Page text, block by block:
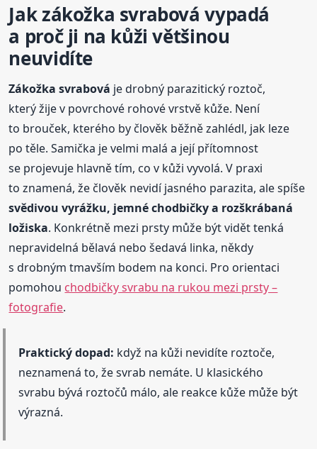
Jak zákožka svrabová vypadá
a proč ji na kůži většinou
neuvidíte
Zákožka svrabová je drobný parazitický roztoč,
který žije v povrchové rohové vrstvě kůže. Není
to brouček, kterého by člověk běžně zahlédl, jak leze
po těle. Samička je velmi malá a její přítomnost
se projevuje hlavně tím, co v kůži vyvolá. V praxi
to znamená, že člověk nevidí jasného parazita, ale spíše
svědivou vyrážku, jemné chodbičky a rozškrábaná
ložiska. Konkrétně mezi prsty může být vidět tenká
nepravidelná bělavá nebo šedavá linka, někdy
s drobným tmavším bodem na konci. Pro orientaci
pomohou chodbičky svrabu na rukou mezi prsty –
fotografie.
Praktický dopad: když na kůži nevidíte roztoče,
neznamená to, že svrab nemáte. U klasického
svrabu bývá roztočů málo, ale reakce kůže může být
výrazná.